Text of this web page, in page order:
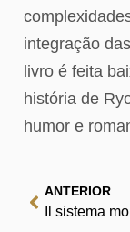
integração
livro é feita
história de
humor e
ANTERIOR